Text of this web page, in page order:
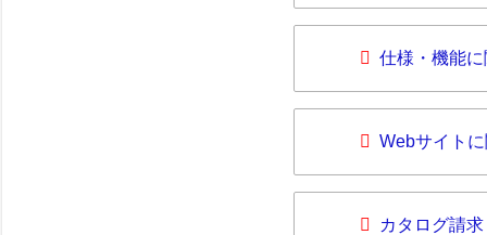
仕様・機能
Webサイト
カタログ請求